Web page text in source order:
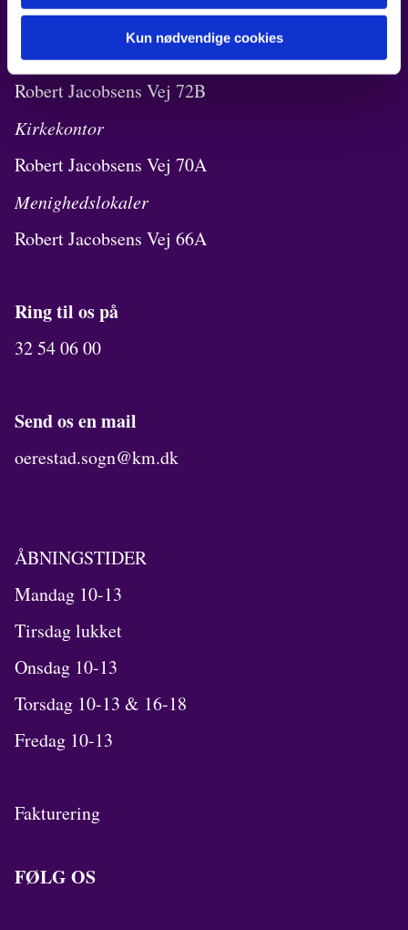
Kun nødvendige cookies
FIND OS
Kirken i Ørestad
Robert Jacobsens Vej 72B
Kirkekontor
Robert Jacobsens Vej 70A
Menighedslokaler
Robert Jacobsens Vej 66A
Ring til os på
32 54 06 00
Send os en mail
oerestad.sogn@km.dk
ÅBNINGSTIDER
Mandag 10-13
Tirsdag lukket
Onsdag 10-13
Torsdag 10-13 & 16-18
Fredag 10-13
Fakturering
FØLG OS